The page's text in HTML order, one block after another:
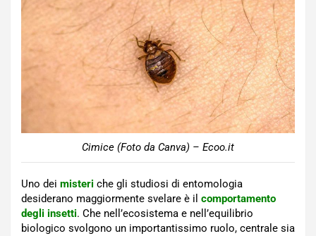
Cimice (Foto da Canva) – Ecoo.it
Uno dei misteri che gli studiosi di entomologia
desiderano maggiormente svelare è il comportamento
degli insetti. Che nell’ecosistema e nell’equilibrio
biologico svolgono un importantissimo ruolo, centrale sia